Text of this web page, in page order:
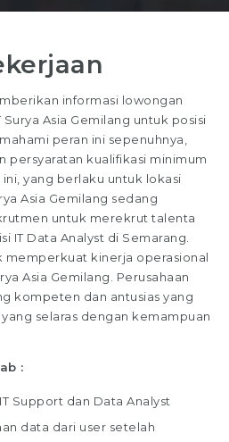
informasi lowongan
Asia Gemilang untuk posisi
peran ini sepenuhnya,
persyaratan kualifikasi minimum
yang berlaku untuk lokasi
Asia Gemilang sedang
untuk merekrut talenta
IT Data Analyst di Semarang.
memperkuat kinerja operasional
Asia Gemilang. Perusahaan
kompeten dan antusias yang
selaras dengan kemampuan
:
Support dan Data Analyst
data dari user setelah